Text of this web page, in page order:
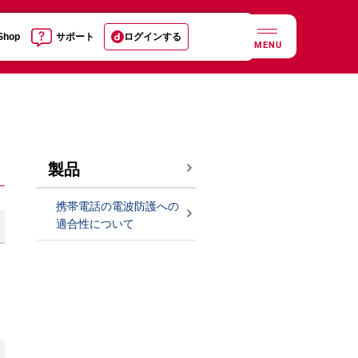
サポート ログインする
MENU
製品
携帯電話の電波防護への
適合性について